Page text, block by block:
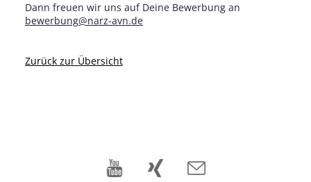
Dann freuen wir uns auf Deine Bewerbung an
bewerbung@narz-avn.de
Zurück zur Übersicht